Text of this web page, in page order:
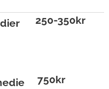
250-350kr
750kr